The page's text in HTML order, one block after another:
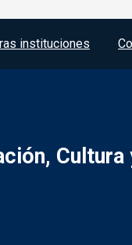
instituciones
Cultura